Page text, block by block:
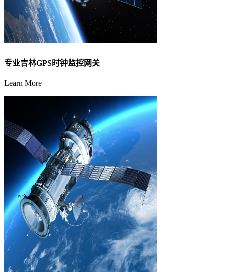
专业吉林GPS时钟监控网关
Learn More